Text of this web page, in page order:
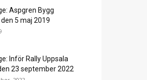
Aspgren Bygg
5 maj 2019
Inför Rally Uppsala
23 september 2022